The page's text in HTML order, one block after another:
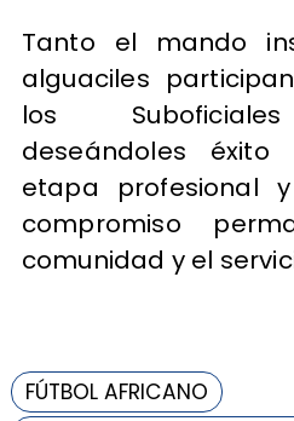
Tanto el mando
alguaciles
los
deseándoles
etapa profesional
compromiso
comunidad y el
FÚTBOL AFRICANO